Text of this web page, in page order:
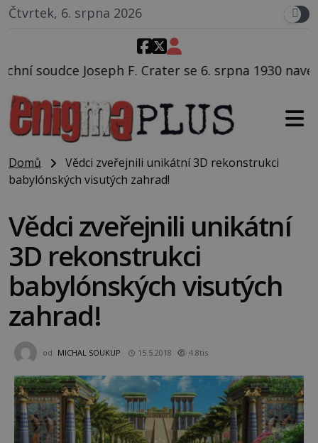
Čtvrtek, 6. srpna 2026
Crater se 6. srpna 1930 navečeří ve své
Domů
Vědci zveřejnili unikátní 3D rekonstrukci
babylónských visutých zahrad!
Vědci zveřejnili unikátní
3D rekonstrukci
babylónských visutých
zahrad!
od MICHAL SOUKUP 15.5.2018 4.8tis